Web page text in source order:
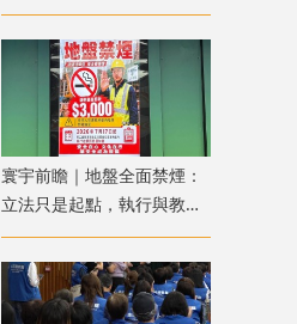
寰宇前瞻｜地盤全面禁煙：
立法只是起點，執行與教育
才是關鍵